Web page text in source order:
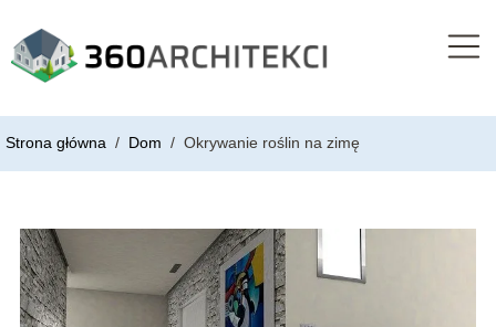
Strona główna / Dom / Okrywanie roślin na zimę